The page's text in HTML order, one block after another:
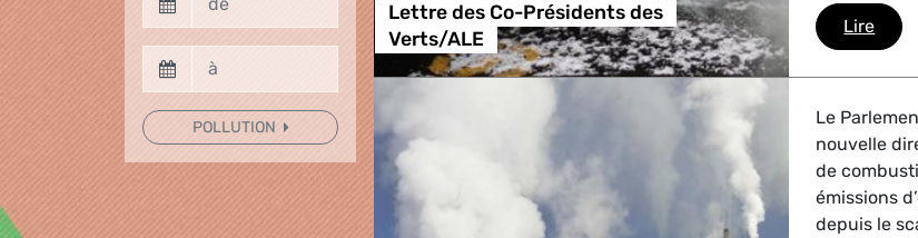
POLLUTION
Lettre des Co-Présidents des
Verts/ALE
Lire
Le
nouvelle
de
émissions
depuis le